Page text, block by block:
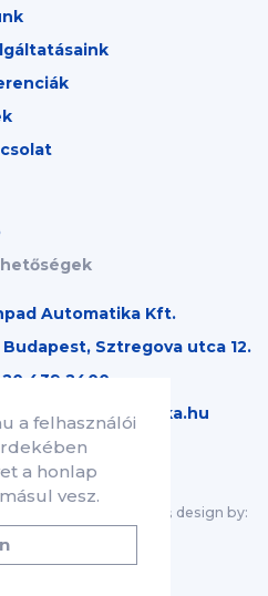
a felhasználói
a honlap
vesz.
Automatika Kft.
Budapest, Sztregova utca 12.
20 439 2400
design by: